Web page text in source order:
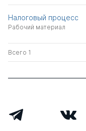
Налоговый процесс
Рабочий материал
Всего 1